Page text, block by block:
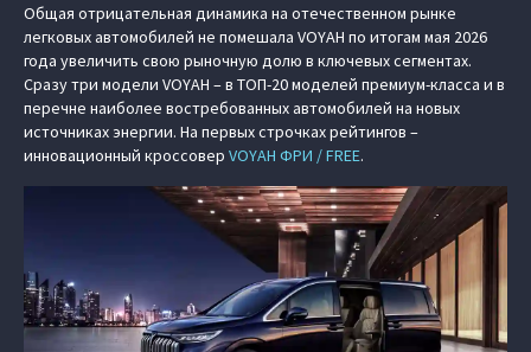
Общая отрицательная динамика на отечественном рынке
легковых автомобилей не помешала VOYAH по итогам мая 2026
года увеличить свою рыночную долю в ключевых сегментах.
Сразу три модели VOYAH – в ТОП-20 моделей премиум-класса и в
перечне наиболее востребованных автомобилей на новых
источниках энергии. На первых строчках рейтингов –
инновационный кроссовер VOYAH ФРИ / FREE.